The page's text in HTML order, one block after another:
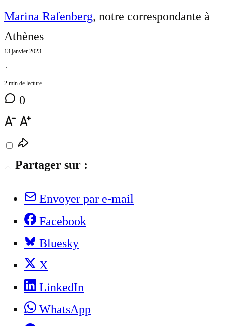
Marina Rafenberg, notre correspondante à
Athènes
13 janvier 2023
⋅
2 min de lecture
0
Partager sur :
Envoyer par e-mail
Facebook
Bluesky
X
LinkedIn
WhatsApp